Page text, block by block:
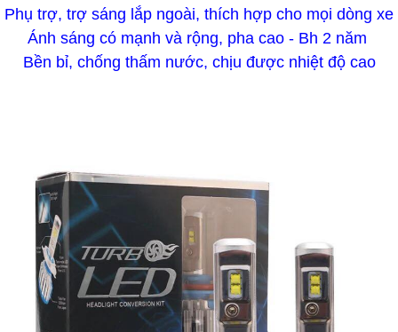
Phụ trợ, trợ sáng lắp ngoài, thích hợp cho mọi dòng xe
Ánh sáng có mạnh và rộng, pha cao - Bh 2 năm
Bền bỉ, chống thấm nước, chịu được nhiệt độ cao